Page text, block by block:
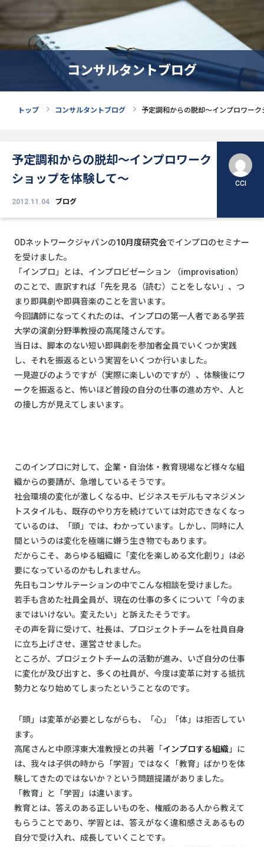
コンサルタントブログ
トップ コンサルタントブログ 予定調和からの脱却～インプロワー
予定調和からの脱却～インプロワーク
ショップを体験して～
2012.11.04 ブログ
CCI
ODネットワークジャパンの10月度研究会でインプロのセミナー
を受けました。
「インプロ」とは、インプロビゼーション （improvisation）
のことで、直訳すれば「先を見る（読む）ことをしない」、つ
まり即興劇や即興音楽のことを言います。
今回講師になってくれたのは、インプロの第一人者である学芸
大学の演劇分野準教授の高尾隆さんです。
当日は、脚本のない短い即興劇を参加者全員でいくつか実践
し、それを振返るという実習をいくつか行いました。
一見遊びのようですが（実際に楽しいのですが）、体験後にワ
ークを振返ると、怖いほど普段の自分の仕事の進め方や、人と
の接し方が見えてしまいます。
このインプロに対して、企業・自治体・教育現場など様々な組
織からの要請が、急増しているそうです。
社会環境の変化が激しくなる中、ビジネスモデルもマネジメン
トスタイルも、既存のやり方を続けていては対応できなくなっ
ているのは、「頭」では、わかっています。しかし、同時に人
間というのは変化を極端に嫌う生き物でもあります。
だからこそ、あらゆる組織に「変化を楽しめる文化創り」は必
要になっているのかもしれません。
先日もコンサルテーションの中でこんな相談を受けました。
若手も含めた社員全員が、現在の仕事の多くについて「今のま
まではいけない。変えたい」と訴えたそうです。
その声を背に受けて、社長は、プロジェクトチームを社員自身
に立ち上げさせ、運営させました。
ところが、プロジェクトチームの活動が進み、いざ自分の仕事
に変化が及び出すと、多くの社員が、今度は変革に対する抵抗
勢力となり始めてしまったということなのです。
「頭」は変革が必要としながらも、「心」「体」は拒否してい
ます。
高尾さんと中原淳東大准教授との共著「インプロする組織」に
は、我々は子供の時から「学習」ではなく「教育」ばかりを体
験してきたのではないか？という問題提議がありました。
「教育」と「学習」は違います。
教育とは、答えのある正しいものを、権威のある人から教えて
もらうことであり、学習とは、答えがなく違和感さえあるもの
自分で受け入れ、成長していくことです。